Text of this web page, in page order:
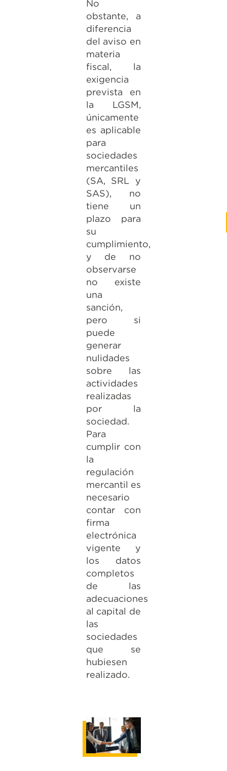
No
obstante, a
diferencia
del aviso en
materia
fiscal, la
exigencia
prevista en
la LGSM,
únicamente
es aplicable
para
sociedades
mercantiles
(SA, SRL y
SAS), no
tiene un
plazo para
su
cumplimiento,
y de no
observarse
no existe
una
sanción,
pero si
puede
generar
nulidades
sobre las
actividades
realizadas
por la
sociedad.
Para
cumplir con
la
regulación
mercantil es
necesario
contar con
firma
electrónica
vigente y
los datos
completos
de las
adecuaciones
al capital de
las
sociedades
que se
hubiesen
realizado.